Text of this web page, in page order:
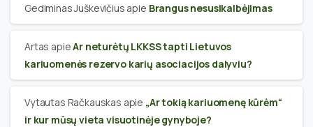
Gediminas Juškevičius apie Brangus nesusikalbėjimas
Artas apieAr neturėtų LKKSS tapti Lietuvos
kariuomenės rezervo karių asociacijos dalyviu?
Vytautas Račkauskas apie „Ar tokią kariuomenę kūrėm“
ir kur mūsų vieta visuotinėje gynyboje?